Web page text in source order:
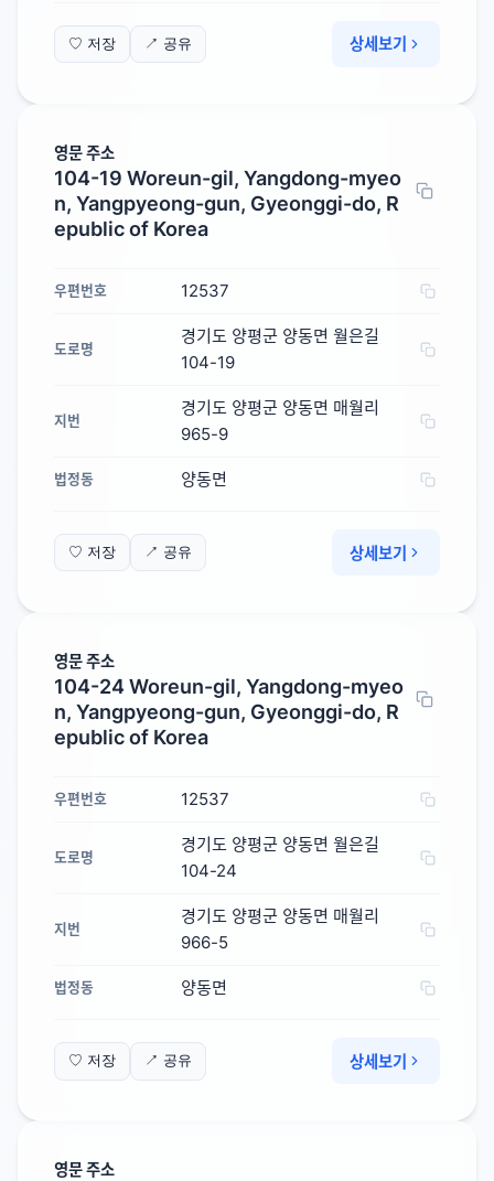
♡ 저장 ↗ 공유 상세보기
영문 주소
104-19 Woreun-gil, Yangdong-myeo
n, Yangpyeong-gun, Gyeonggi-do, R
epublic of Korea
우편번호 12537
도로명
경기도 양평군 양동면 월은길
104-19
지번
경기도 양평군 양동면 매월리
965-9
법정동 양동면
♡ 저장 ↗ 공유 상세보기
영문 주소
104-24 Woreun-gil, Yangdong-myeo
n, Yangpyeong-gun, Gyeonggi-do, R
epublic of Korea
우편번호 12537
도로명
경기도 양평군 양동면 월은길
104-24
지번
경기도 양평군 양동면 매월리
966-5
법정동 양동면
♡ 저장 ↗ 공유 상세보기
영문 주소